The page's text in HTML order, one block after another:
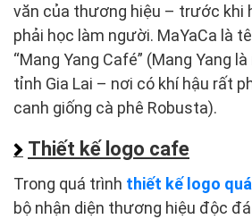
văn của thương hiệu – trước khi
phải học làm người. MaYaCa là
“Mang Yang Café” (Mang Yang
tỉnh Gia Lai – nơi có khí hậu rất
canh giống cà phê Robusta).
Thiết kế logo cafe
Trong quá trình thiết kế logo
bộ nhận diện thương hiệu độc